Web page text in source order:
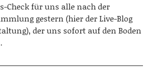
Check für uns alle nach der
gestern (hier der Live-Blog
der uns sofort auf den Boden